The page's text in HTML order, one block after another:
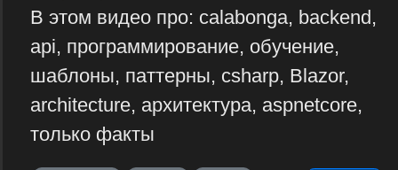
В этом видео про: calabonga, backend,
api, программирование, обучение,
шаблоны, паттерны, csharp, Blazor,
architecture, архитектура, aspnetcore,
только факты